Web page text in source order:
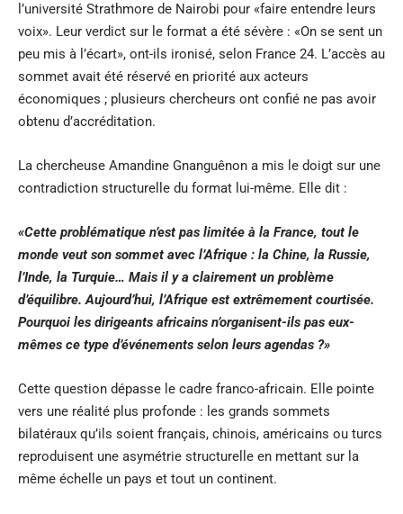
l’université Strathmore de Nairobi pour «faire entendre leurs
voix». Leur verdict sur le format a été sévère : «On se sent un
peu mis à l’écart», ont-ils ironisé, selon France 24. L’accès au
sommet avait été réservé en priorité aux acteurs
économiques ; plusieurs chercheurs ont confié ne pas avoir
obtenu d’accréditation.
La chercheuse Amandine Gnanguênon a mis le doigt sur une
contradiction structurelle du format lui-même. Elle dit :
«Cette problématique n’est pas limitée à la France, tout le
monde veut son sommet avec l’Afrique : la Chine, la Russie,
l’Inde, la Turquie… Mais il y a clairement un problème
d’équilibre. Aujourd’hui, l’Afrique est extrêmement courtisée.
Pourquoi les dirigeants africains n’organisent-ils pas eux-
mêmes ce type d’événements selon leurs agendas ?»
Cette question dépasse le cadre franco-africain. Elle pointe
vers une réalité plus profonde : les grands sommets
bilatéraux qu’ils soient français, chinois, américains ou turcs
reproduisent une asymétrie structurelle en mettant sur la
même échelle un pays et tout un continent.